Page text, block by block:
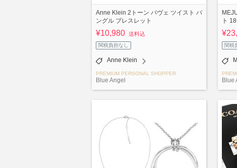
Anne Klein 2トーン パヴェ ツイスト バ
ングル ブレスレット
¥10,980 送料込
関税負担なし
Anne Klein
PREMIUM PERSONAL SHOPPER
Blue Angel
ト
関税
Blue